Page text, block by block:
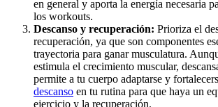
en general y aporta la energía necesaria
los workouts.
Descanso y recuperación: Prioriza el
recuperación, ya que son componentes
trayectoria para ganar musculatura.
estimula el crecimiento muscular,
permite a tu cuerpo adaptarse y
descanso en tu rutina para que haya un
ejercicio y la recuperación.